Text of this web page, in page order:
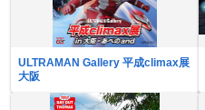
ULTRAMAN Gallery 平成climax展
大阪